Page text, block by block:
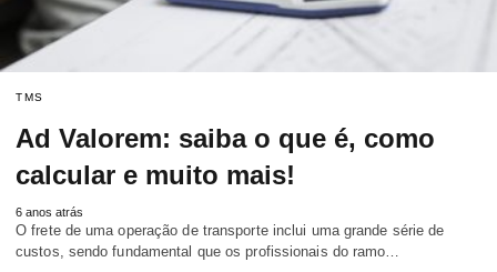
TMS
Ad Valorem: saiba o que é, como
calcular e muito mais!
6 anos atrás
O frete de uma operação de transporte inclui uma grande série de
custos, sendo fundamental que os profissionais do ramo…